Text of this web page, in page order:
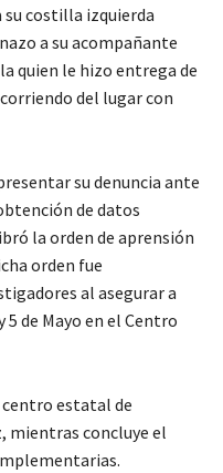
su costilla izquierda
a su acompañante
quien le hizo entrega de
del lugar con
su denuncia ante
de datos
la orden de aprensión
orden fue
al asegurar a
5 de Mayo en el Centro
estatal de
mientras concluye el